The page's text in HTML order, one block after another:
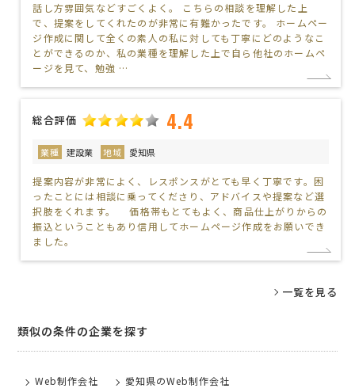
話し方雰囲気などすごくよく。 こちらの相談を理解した上
で、提案をしてくれたのが非常に有難かったです。 ホームペー
ジ作成に関して全くの素人の私に対しても丁寧にどのようなこ
とができるのか、私の業種を理解した上で自ら他社のホームペ
ージを見て、勉強 …
総合評価 4.4
業種 建設業 地域 愛知県
提案内容が非常によく、レスポンスがとても早く丁寧です。困
ったことには相談に乗ってくださり、アドバイスや提案など選
択肢をくれます。 価格帯もとてもよく、商品仕上がりからの
振込ということもあり信用してホームページ作成をお願いでき
ました。
一覧を見る
類似の条件の企業を探す
Web制作会社
愛知県のWeb制作会社